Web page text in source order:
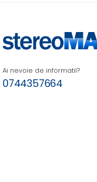
Ai nevoie de informatii?
0744357664